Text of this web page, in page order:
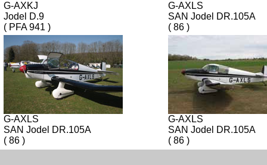
G-AXKJ
Jodel D.9
( PFA 941 )
G-AXLS
SAN Jodel DR.105A
( 86 )
G-AXLS
SAN Jodel DR.105A
( 86 )
G-AXLS
SAN Jodel DR.105A
( 86 )